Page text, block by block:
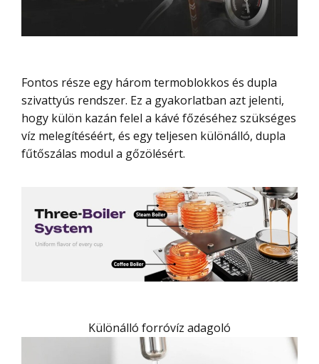
Fontos része egy három termoblokkos és dupla
szivattyús rendszer. Ez a gyakorlatban azt jelenti,
hogy külön kazán felel a kávé főzéséhez szükséges
víz melegítéséért, és egy teljesen különálló, dupla
fűtőszálas modul a gőzölésért.
Különálló forróvíz adagoló